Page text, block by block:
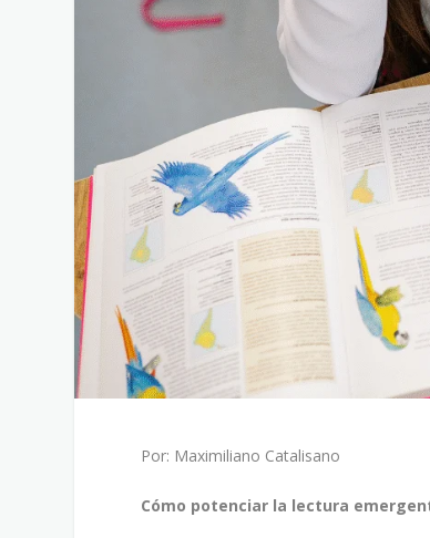
Por: Maximiliano Catalisano
Cómo potenciar la lectura